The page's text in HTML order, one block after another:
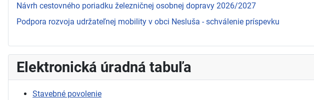
Návrh cestovného poriadku železničnej osobnej dopravy 2026/2027
Podpora rozvoja udržateľnej mobility v obci Nesluša - schválenie príspevku
Elektronická úradná tabuľa
Stavebné povolenie